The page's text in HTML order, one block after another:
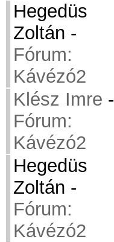
Hegedüs
Zoltán -
Fórum:
Kávézó2
Klész Imre -
Fórum:
Kávézó2
Hegedüs
Zoltán -
Fórum:
Kávézó2